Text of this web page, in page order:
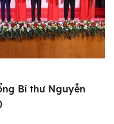
Bí thư Nguyễn